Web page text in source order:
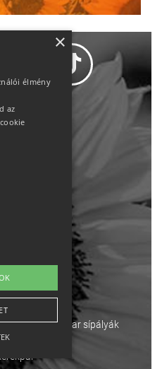
kapcsolat
Magyar sípályák
×
élmény
az